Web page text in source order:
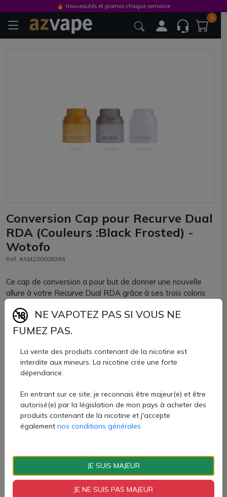
0
Conversion Cap pour Recurve Dual
RDA (Couleurs :Black Frosted) -
Wotofo
Ref: #AMZ00008384
Ce cap de conversion a pour but de donner une nouvelle
allure à votre Recurve Dual RDA grâce à ses trois coloris
Dispose de la même conception d'airflow réglable, mais se
retrouve jumelée à un drip-tip vous améliorant la saveur.
11,60 €
Quantité
AJOUTER À MON PANIER
Paiement 100% sécurisé
Livraison rapide
Fiche technique
🔥 Nouveautés et promos chaque semaine
NE VAPOTEZ PAS SI VOUS NE
FUMEZ PAS.
La vente des produits contenant de la nicotine est
interdite aux mineurs. La nicotine crée une forte
dépendance.
En entrant sur ce site, je reconnais être majeur(e) et être
autorisé(e) par la législation de mon pays à acheter des
produits contenant de la nicotine et j'accepte
également nos conditions générales
JE SUIS MAJEUR
JE NE SUIS PAS MAJEUR